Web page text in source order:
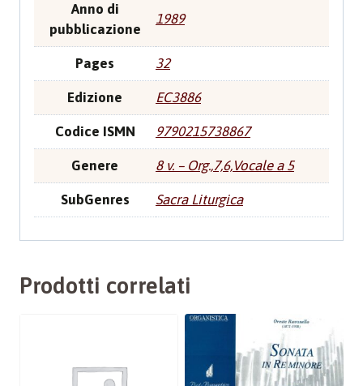
Anno di
pubblicazione
1989
Pages 32
Edizione EC3886
Codice ISMN 9790215738867
Genere 8 v. – Org.,7,6,Vocale a 5
SubGenres Sacra Liturgica
Prodotti correlati